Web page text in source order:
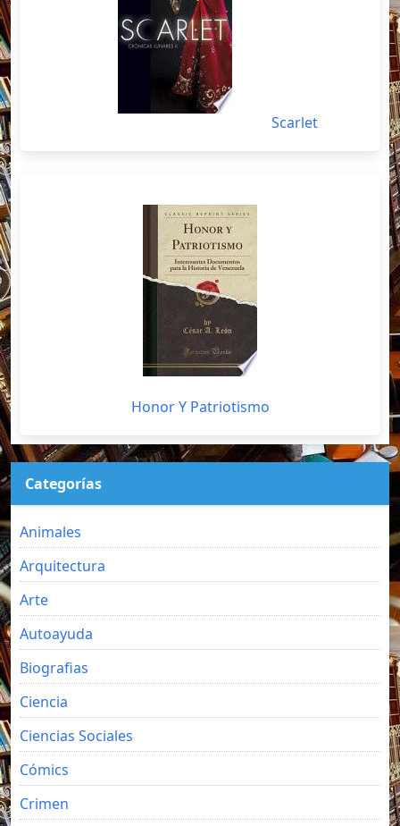
Scarlet
Honor Y Patriotismo
Categorías
Animales
Arquitectura
Arte
Autoayuda
Biografias
Ciencia
Ciencias Sociales
Cómics
Crimen